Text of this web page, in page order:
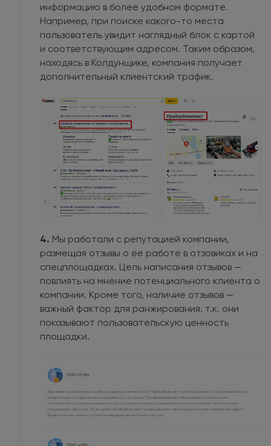
информацию в более удобном формате.
Например, при поиске какого-то места
пользователь увидит наглядный блок с картой
и соответствующим адресом. Таким образом,
находясь в Колдунщике, компания получает
дополнительный клиентский трафик.
4. Мы работали с репутацией компании,
размещая отзывы о ее работе в отзовиках и на
спецплощадках. Цель написания отзывов —
повлиять на мнение потенциального клиента о
компании. Кроме того, наличие отзывов —
важный фактор для ранжирования. т.к. они
показывают пользовательскую ценность
площадки.